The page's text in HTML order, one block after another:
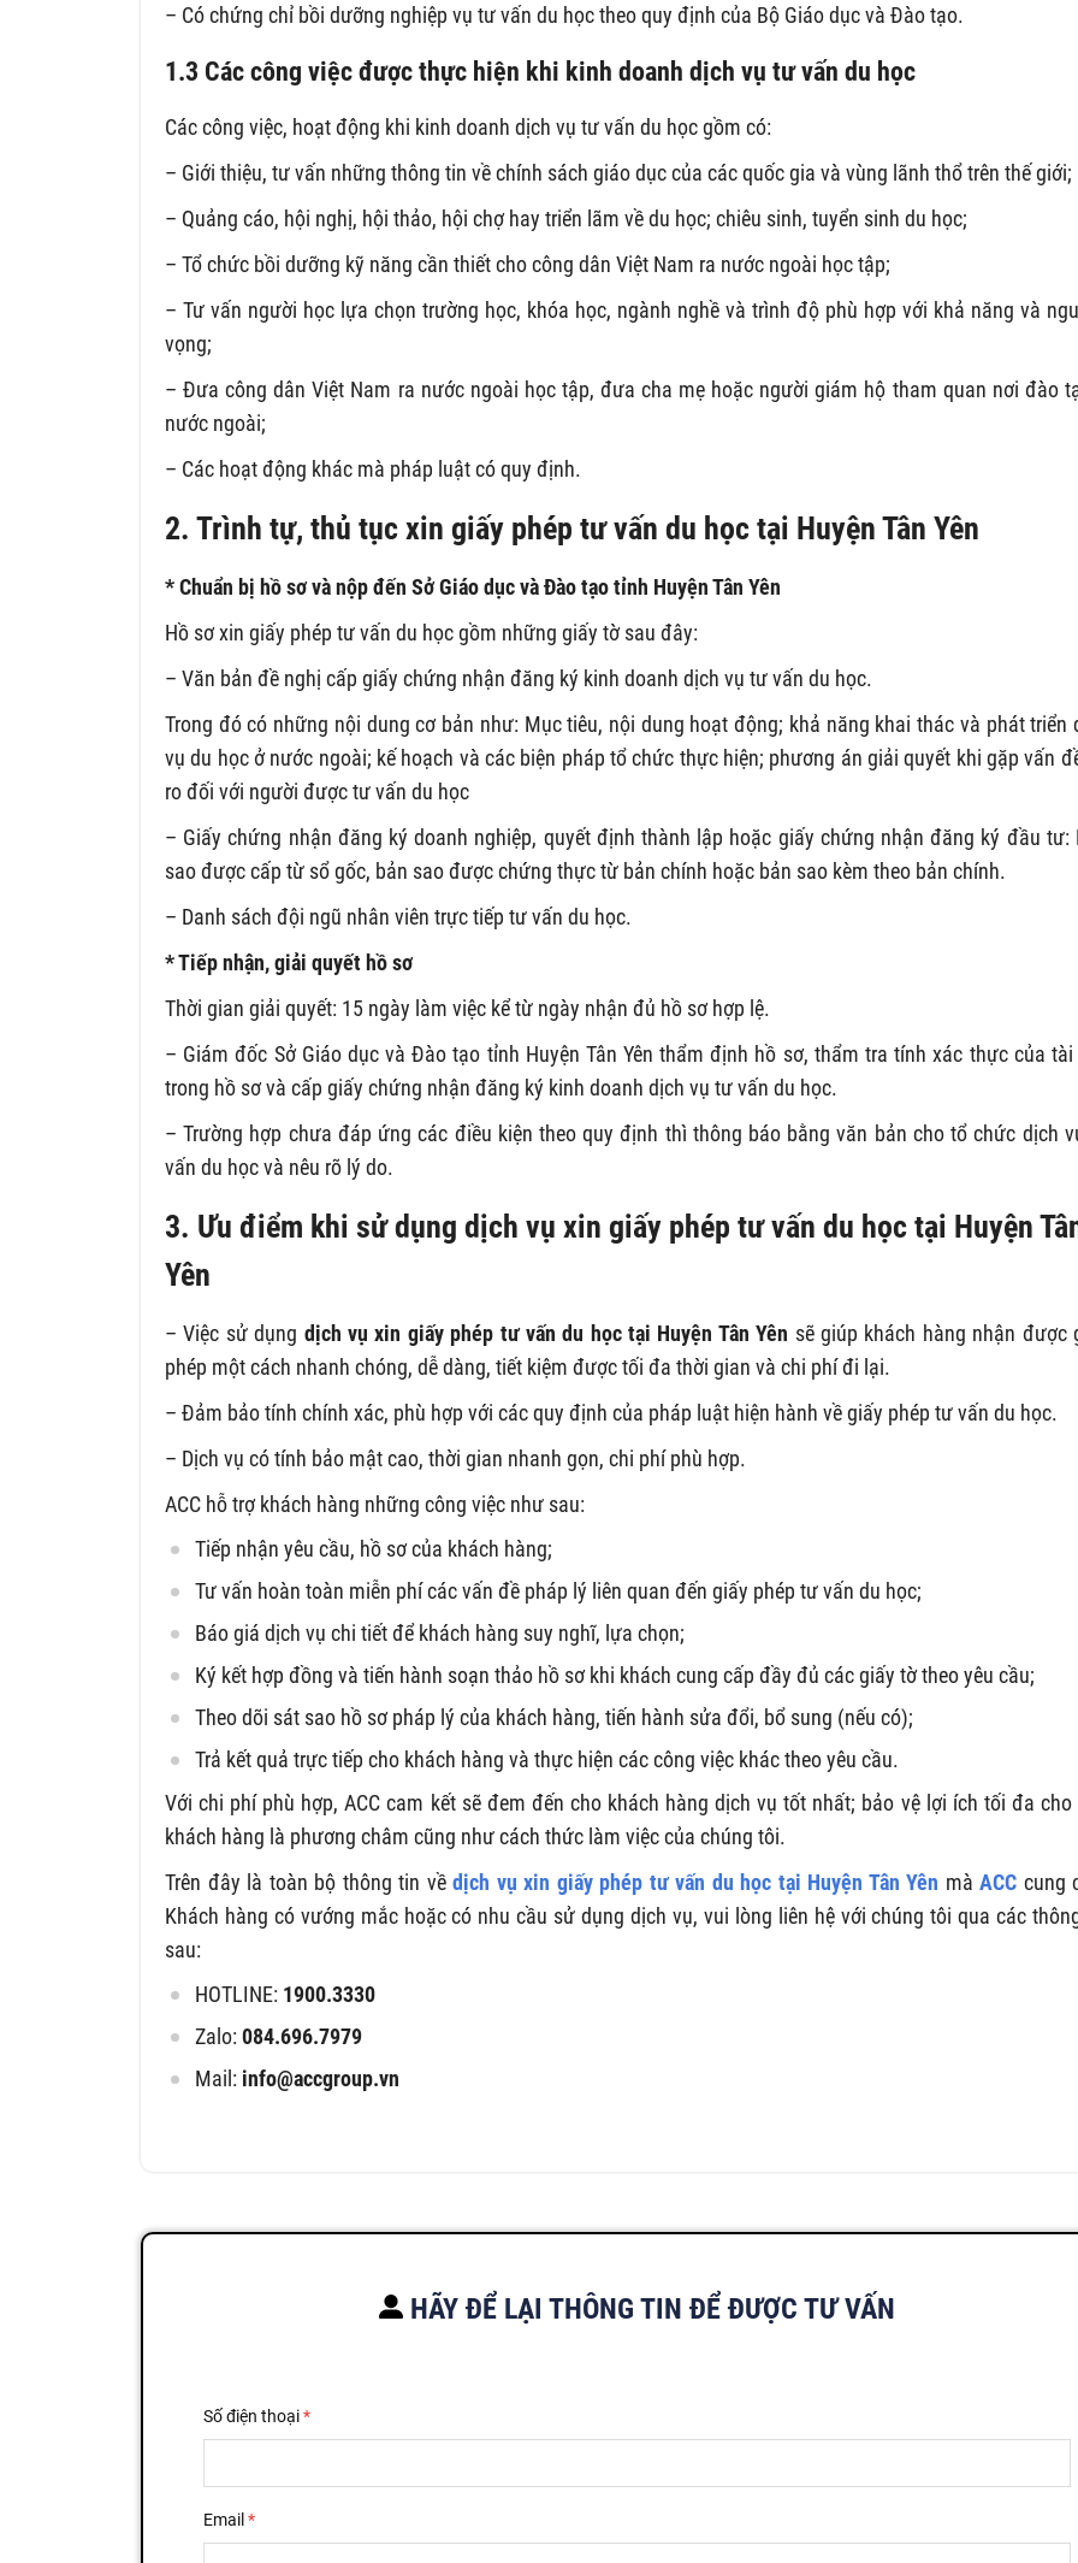
– Có chứng chỉ bồi dưỡng nghiệp vụ tư vấn du học theo quy định của Bộ Giáo dục và Đào tạo.
1.3 Các công việc được thực hiện khi kinh doanh dịch vụ tư vấn du học
Các công việc, hoạt động khi kinh doanh dịch vụ tư vấn du học gồm có:
– Giới thiệu, tư vấn những thông tin về chính sách giáo dục của các quốc gia và vùng lãnh thổ trên thế giới;
– Quảng cáo, hội nghị, hội thảo, hội chợ hay triển lãm về du học; chiêu sinh, tuyển sinh du học;
– Tổ chức bồi dưỡng kỹ năng cần thiết cho công dân Việt Nam ra nước ngoài học tập;
– Tư vấn người học lựa chọn trường học, khóa học, ngành nghề và trình độ phù hợp với khả năng và
vọng;
– Đưa công dân Việt Nam ra nước ngoài học tập, đưa cha mẹ hoặc người giám hộ tham quan nơi đào
nước ngoài;
– Các hoạt động khác mà pháp luật có quy định.
2. Trình tự, thủ tục xin giấy phép tư vấn du học tại Huyện Tân Yên
* Chuẩn bị hồ sơ và nộp đến Sở Giáo dục và Đào tạo tỉnh Huyện Tân Yên
Hồ sơ xin giấy phép tư vấn du học gồm những giấy tờ sau đây:
– Văn bản đề nghị cấp giấy chứng nhận đăng ký kinh doanh dịch vụ tư vấn du học.
Trong đó có những nội dung cơ bản như: Mục tiêu, nội dung hoạt động; khả năng khai thác và phát triển
vụ du học ở nước ngoài; kế hoạch và các biện pháp tổ chức thực hiện; phương án giải quyết khi gặp vấn
ro đối với người được tư vấn du học
– Giấy chứng nhận đăng ký doanh nghiệp, quyết định thành lập hoặc giấy chứng nhận đăng ký đầu tư:
sao được cấp từ sổ gốc, bản sao được chứng thực từ bản chính hoặc bản sao kèm theo bản chính.
– Danh sách đội ngũ nhân viên trực tiếp tư vấn du học.
* Tiếp nhận, giải quyết hồ sơ
Thời gian giải quyết: 15 ngày làm việc kể từ ngày nhận đủ hồ sơ hợp lệ.
– Giám đốc Sở Giáo dục và Đào tạo tỉnh Huyện Tân Yên thẩm định hồ sơ, thẩm tra tính xác thực của tài
trong hồ sơ và cấp giấy chứng nhận đăng ký kinh doanh dịch vụ tư vấn du học.
– Trường hợp chưa đáp ứng các điều kiện theo quy định thì thông báo bằng văn bản cho tổ chức dịch
vấn du học và nêu rõ lý do.
3. Ưu điểm khi sử dụng dịch vụ xin giấy phép tư vấn du học tại Huyện
Yên
– Việc sử dụng dịch vụ xin giấy phép tư vấn du học tại Huyện Tân Yên sẽ giúp khách hàng nhận được
phép một cách nhanh chóng, dễ dàng, tiết kiệm được tối đa thời gian và chi phí đi lại.
– Đảm bảo tính chính xác, phù hợp với các quy định của pháp luật hiện hành về giấy phép tư vấn du học.
– Dịch vụ có tính bảo mật cao, thời gian nhanh gọn, chi phí phù hợp.
ACC hỗ trợ khách hàng những công việc như sau:
Tiếp nhận yêu cầu, hồ sơ của khách hàng;
Tư vấn hoàn toàn miễn phí các vấn đề pháp lý liên quan đến giấy phép tư vấn du học;
Báo giá dịch vụ chi tiết để khách hàng suy nghĩ, lựa chọn;
Ký kết hợp đồng và tiến hành soạn thảo hồ sơ khi khách cung cấp đầy đủ các giấy tờ theo yêu cầu;
Theo dõi sát sao hồ sơ pháp lý của khách hàng, tiến hành sửa đổi, bổ sung (nếu có);
Trả kết quả trực tiếp cho khách hàng và thực hiện các công việc khác theo yêu cầu.
Với chi phí phù hợp, ACC cam kết sẽ đem đến cho khách hàng dịch vụ tốt nhất; bảo vệ lợi ích tối đa cho
khách hàng là phương châm cũng như cách thức làm việc của chúng tôi.
Trên đây là toàn bộ thông tin về dịch vụ xin giấy phép tư vấn du học tại Huyện Tân Yên mà ACC cung
Khách hàng có vướng mắc hoặc có nhu cầu sử dụng dịch vụ, vui lòng liên hệ với chúng tôi qua các
sau:
HOTLINE: 1900.3330
Zalo:084.696.7979
Mail: info@accgroup.vn
HÃY ĐỂ LẠI THÔNG TIN ĐỂ ĐƯỢC TƯ VẤN